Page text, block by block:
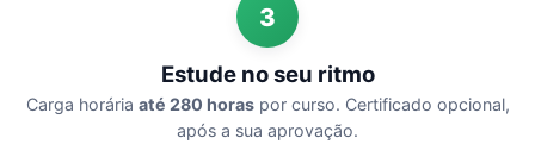
3
Estude no seu ritmo
Carga horária até 280 horaspor curso. Certificado opcional,
após a sua aprovação.